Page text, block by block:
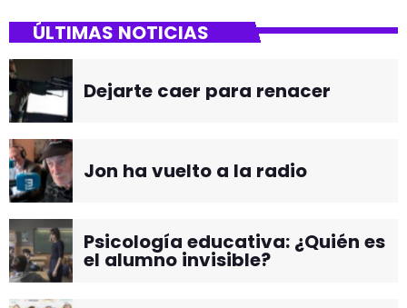
ÚLTIMAS NOTICIAS
Dejarte caer para renacer
Jon ha vuelto a la radio
Psicología educativa: ¿Quién es
el alumno invisible?